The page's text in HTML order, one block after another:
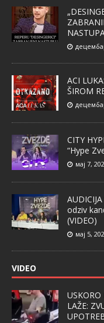
ACI
ŠIROM
CITY
“Hype
мај 7,
odziv
(VIDEO)
мај 5,
VIDEO
USKORO
LAŽE: